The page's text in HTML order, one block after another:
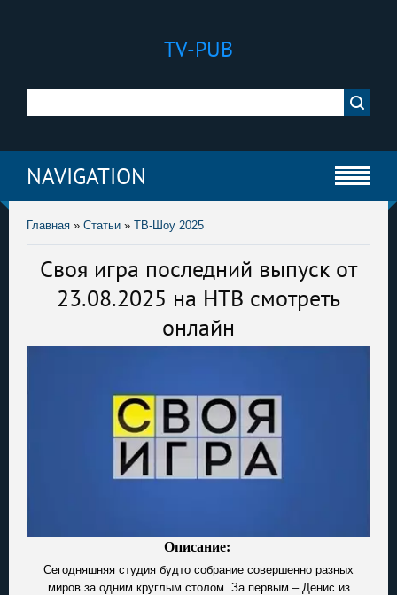
TV-PUB
NAVIGATION
Главная » Статьи » ТВ-Шоу 2025
Своя игра последний выпуск от
23.08.2025 на НТВ смотреть
онлайн
Описание:
Сегодняшняя студия будто собрание совершенно разных
миров за одним круглым столом. За первым – Денис из